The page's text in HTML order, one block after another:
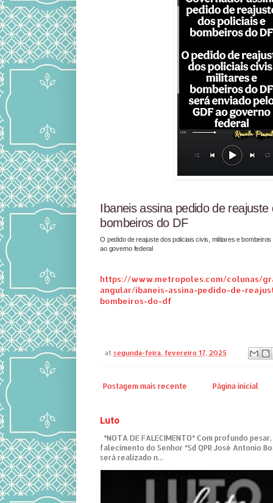
Ibaneis assina pedido de reajuste
bombeiros do DF
O pedido de reajuste dos policiais civis, militares e
ao governo federal
https://www.metropoles.com/colunas/
angular/ibaneis-assina-pedido-de-
bombeiros-do-df
at segunda-feira, fevereiro 17, 2025
Postagem mais recente Página inicial
Luto
*NOTA DE FALECIMENTO* Com profundo
falecimento do Senhor *Sd QPR José Antonio
será realizado n...